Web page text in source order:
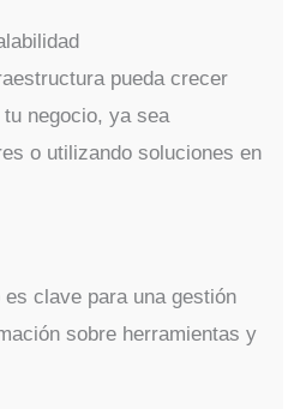
pueda crecer
negocio, ya sea
o utilizando soluciones en
clave para una gestión
sobre herramientas y